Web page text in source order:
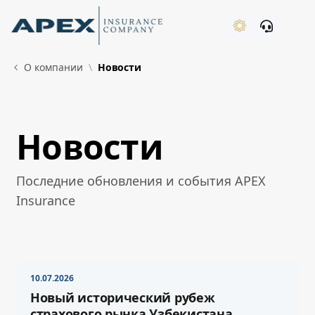
Skip to Main Content
О компании Новости
Новости
Последние обновления и события APEX
Insurance
10.07.2026
Новый исторический рубеж
New
What's New